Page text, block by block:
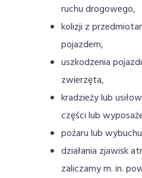
ruchu drogowego,
kolizji z
pojazdem,
uszkodzenia
zwierzęta,
kradzieży lub
części lub
pożaru lub
działania zjawisk
zaliczamy m. in.